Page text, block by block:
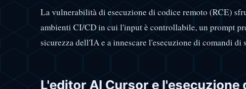
La vulnerabilità di esecuzione di codice remoto (RCE)
ambienti CI/CD in cui l'input è controllabile, un prompt
sicurezza dell'IA e a innescare l'esecuzione di comandi di
L'editor AI Cursor e